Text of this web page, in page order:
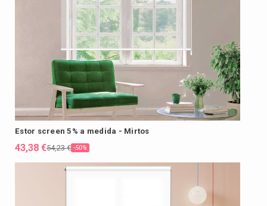
Estor screen 5% a medida - Mirtos
43,38 €54,23 € -50%